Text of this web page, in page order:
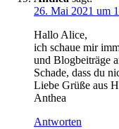
26. Mai 2021 um
Hallo Alice,
ich schaue mir
und Blogbeiträge
Schade, dass du
Liebe Grüße aus
Anthea
Antworten